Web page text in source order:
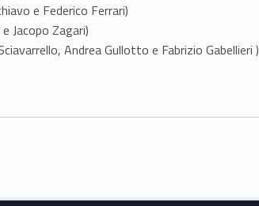
e Federico Ferrari)
Jacopo Zagari)
Andrea Gullotto e Fabrizio Gabellieri )